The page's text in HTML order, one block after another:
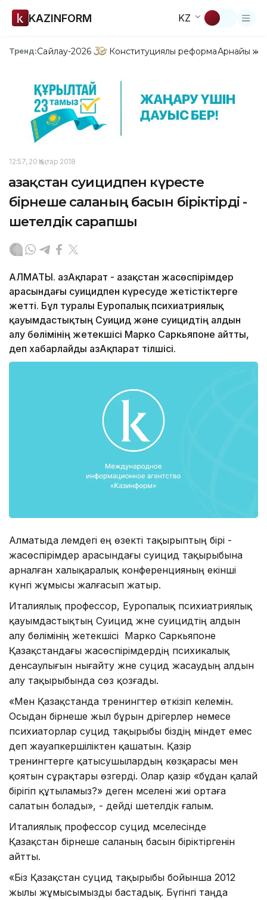
KAZINFORM KZ
Тренд:Сайлау-2026 Конституциялық реформаАрнайы
12:57, 20 Қаңтар 2018
Қазақстан суицидпен күресте
бірнеше саланың басын біріктірді -
шетелдік сарапшы
АЛМАТЫ. ҚазАқпарат - Қазақстан жасөспірімдер
арасындағы суицидпен күресуде жетістіктерге
жетті. Бұл туралы Еуропалық психиатриялық
қауымдастықтың Суицид және суицидтің алдын
алу бөлімінің жетекшісі Марко Саркьяпоне айтты,
деп хабарлайды ҚазАқпарат тілшісі.
Алматыда әлемдегі ең өзекті тақырыптың бірі -
жасөспірімдер арасындағы суицид тақырыбына
арналған халықаралық конференцияның екінші
күнгі жұмысы жалғасып жатыр.
Италиялық профессор, Еуропалық психиатриялық
қауымдастықтың Суицид және суицидтің алдын
алу бөлімінің жетекшісі Марко Саркьяпоне
Қазақстандағы жасөспірімдердің психикалық
денсаулығын нығайту және суцид жасаудың алдын
алу тақырыбында сөз қозғады.
«Мен Қазақстанда тренингтер өткізіп келемін.
Осыдан бірнеше жыл бұрын дәрігерлер немесе
психиаторлар суцид тақырыбы біздің міндет емес
деп жауапкершіліктен қашатын. Қазір
тренингтерге қатысушылардың көзқарасы мен
қоятын сұрақтары өзгерді. Олар қазір «бұдан қалай
бірігіп құтыламыз?» деген мәселені жиі ортаға
салатын болады», - дейді шетелдік ғалым.
Италиялық профессор суцид мәселесінде
Қазақстан бірнеше саланың басын біріктіргенін
айтты.
«Біз Қазақстан суцид тақырыбы бойынша 2012
жылы жұмысымызды бастадық. Бүгінгі таңда